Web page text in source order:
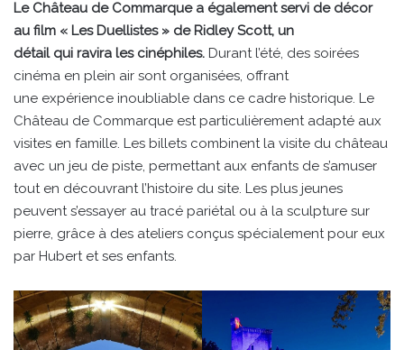
Le Château de Commarque a également servi de décor
au film « Les Duellistes » de Ridley Scott, un
détail qui ravira les cinéphiles. Durant l’été, des soirées
cinéma en plein air sont organisées, offrant
une expérience inoubliable dans ce cadre historique. Le
Château de Commarque est particulièrement adapté aux
visites en famille. Les billets combinent la visite du château
avec un jeu de piste, permettant aux enfants de s’amuser
tout en découvrant l’histoire du site. Les plus jeunes
peuvent s’essayer au tracé pariétal ou à la sculpture sur
pierre, grâce à des ateliers conçus spécialement pour eux
par Hubert et ses enfants.